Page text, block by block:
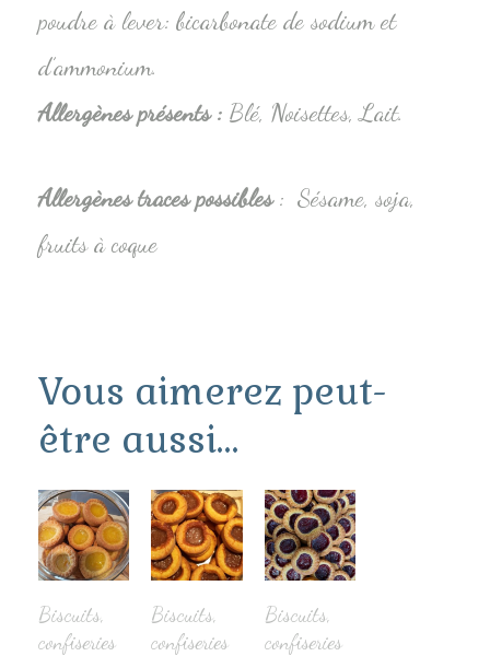
poudre à lever: bicarbonate de sodium et
d’ammonium.
Allergènes présents : Blé, Noisettes, Lait.
Allergènes traces possibles: Sésame, soja,
fruits à coque
Vous aimerez peut-
être aussi…
Biscuits,
confiseries
Biscuits,
confiseries
Biscuits,
confiseries